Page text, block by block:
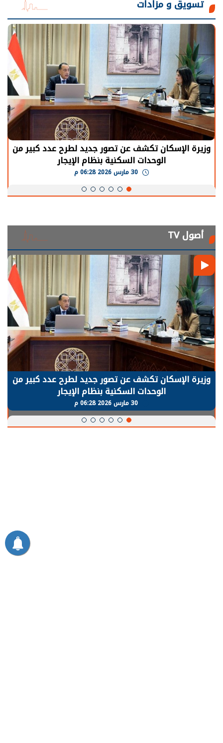
تسويق و مزادات
وزيرة الإسكان تكشف عن تصور جديد لطرح عدد كبير من
الوحدات السكنية بنظام الإيجار
أصول TV
وزيرة الإسكان تكشف عن تصور جديد لطرح عدد كبير من
الوحدات السكنية بنظام الإيجار